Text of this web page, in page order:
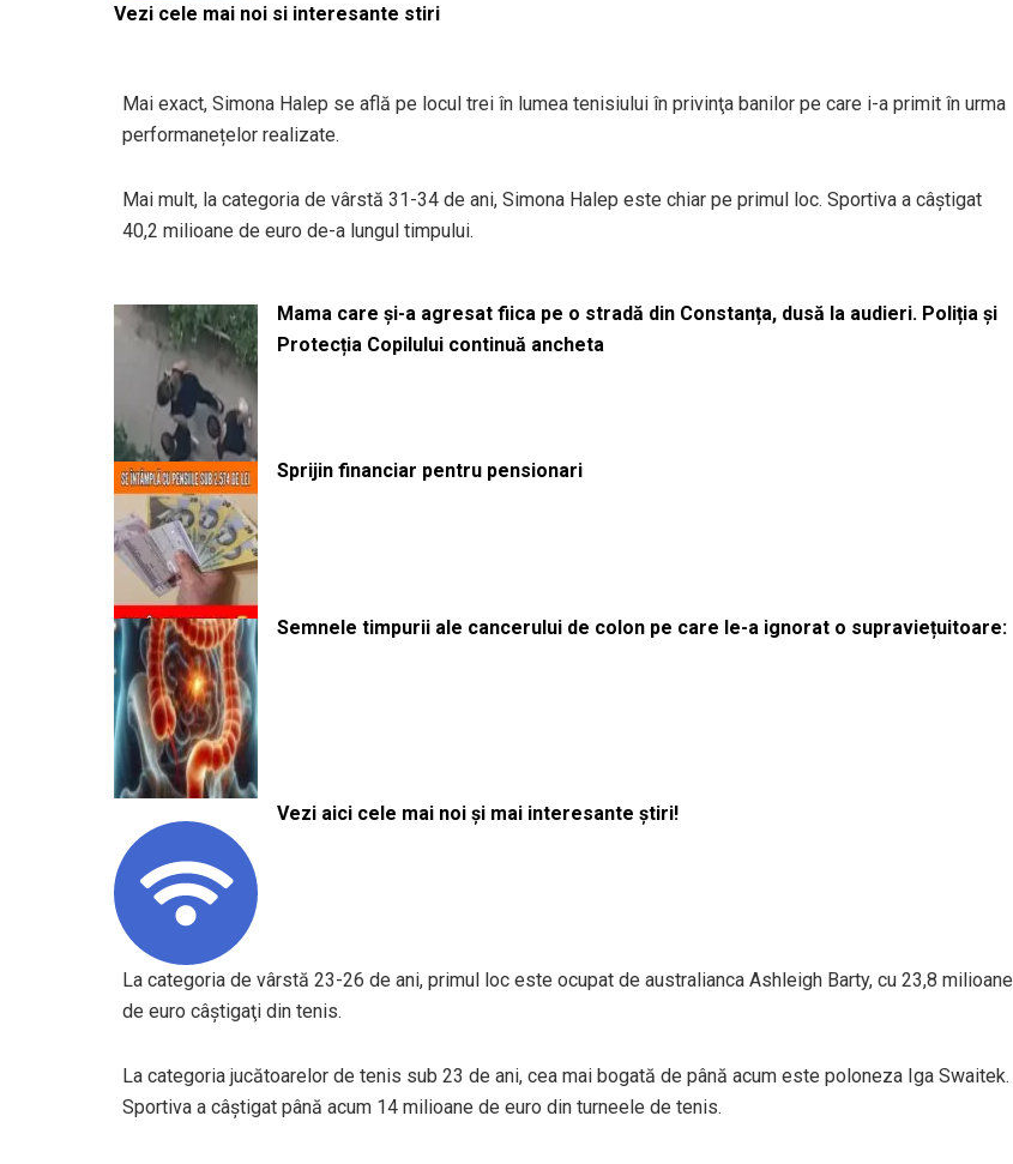
Vezi cele mai noi si interesante stiri
Mai exact, Simona Halep se află pe locul trei în lumea tenisiului în privinţa banilor pe care i-a primit în urma
performanețelor realizate.
Mai mult, la categoria de vârstă 31-34 de ani, Simona Halep este chiar pe primul loc. Sportiva a câștigat
40,2 milioane de euro de-a lungul timpului.
Mama care și-a agresat fiica pe o stradă din Constanța, dusă la audieri. Poliția și
Protecția Copilului continuă ancheta
Sprijin financiar pentru pensionari
Semnele timpurii ale cancerului de colon pe care le-a ignorat o supraviețuitoare:
Vezi aici cele mai noi și mai interesante știri!
La categoria de vârstă 23-26 de ani, primul loc este ocupat de australianca Ashleigh Barty, cu 23,8 milioane
de euro câştigaţi din tenis.
La categoria jucătoarelor de tenis sub 23 de ani, cea mai bogată de până acum este poloneza Iga Swaitek.
Sportiva a câștigat până acum 14 milioane de euro din turneele de tenis.